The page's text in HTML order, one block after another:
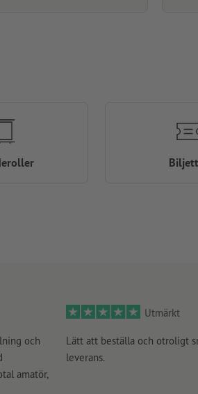
och
amatör,
Utmärkt
Lätt att beställa och otroligt
leverans.